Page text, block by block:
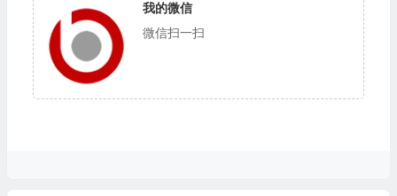
我的微信
微信扫一扫